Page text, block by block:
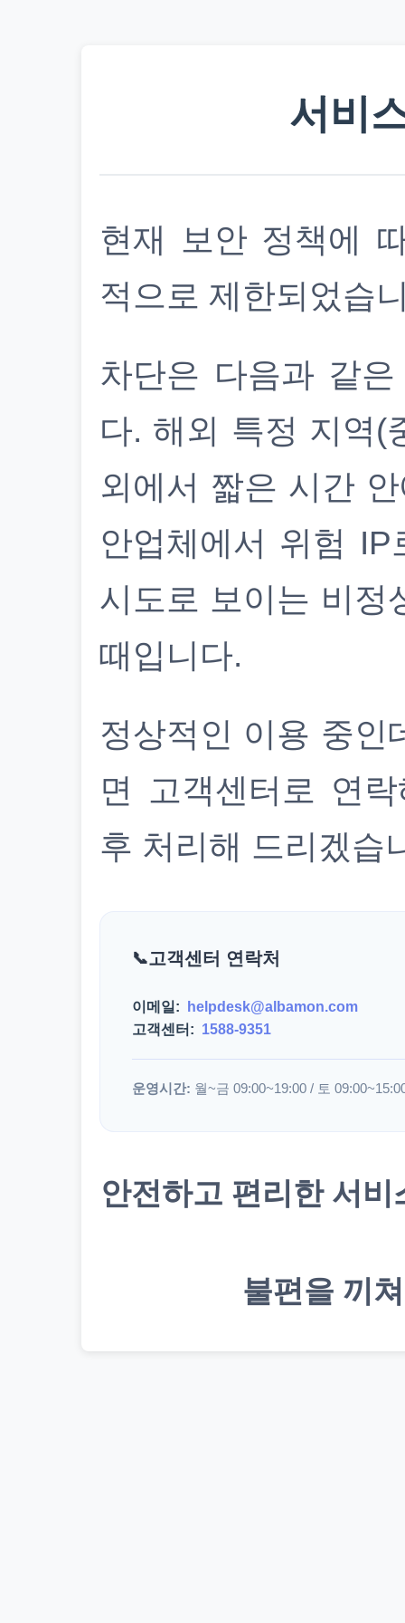
서비
현재 보안 정책에
적으로 제한되었습
차단은 다음과 같
다. 해외 특정 지역(
외에서 짧은 시간
안업체에서 위험
시도로 보이는 비정
때입니다.
정상적인 이용 중인
면 고객센터로 연
후 처리해 드리겠습
고객센터 연락처
이메일:
helpdesk@albamon.com
고객센터: 1588-9351
운영시간: 월~금 09:00~19:00 / 토
안전하고 편리한 서
불편을 끼